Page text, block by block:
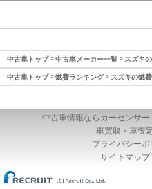
中古車トップ 中古車メーカー一覧 スズキ
中古車トップ 燃費ランキング スズキの燃
中古車情報ならカーセンサー
車買取・車査
プライバシーポ
サイトマップ